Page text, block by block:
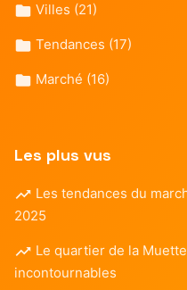
Villes (21)
Tendances (17)
Marché (16)
Les plus vus
Les tendances du
2025
Le quartier de la
incontournables